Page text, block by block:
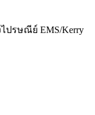
ปรษณีย์ EMS/Kerry